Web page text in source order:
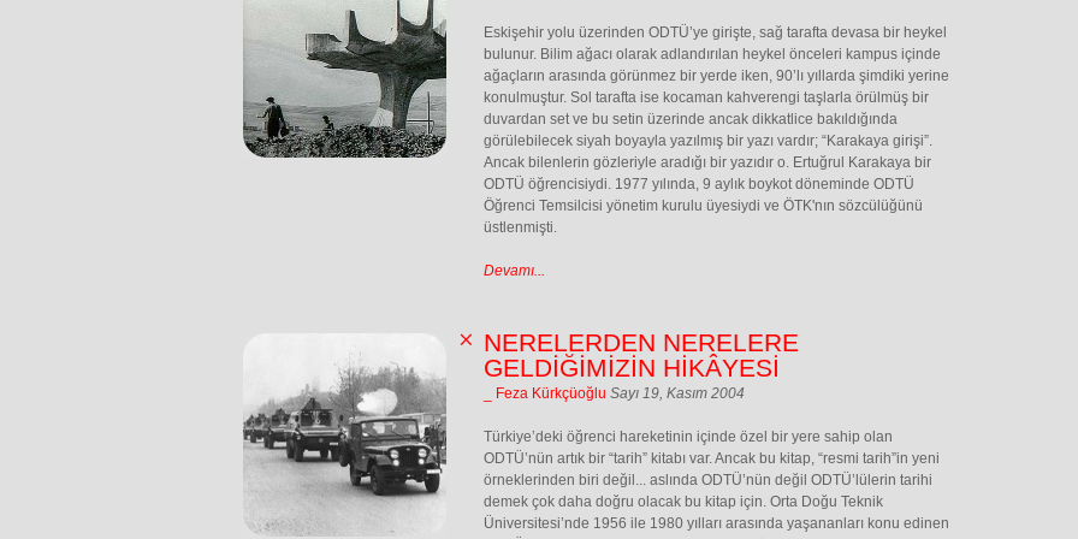
Eskişehir yolu üzerinden ODTÜ’ye girişte, sağ tarafta devasa bir heykel
bulunur. Bilim ağacı olarak adlandırılan heykel önceleri kampus içinde
ağaçların arasında görünmez bir yerde iken, 90’lı yıllarda şimdiki yerine
konulmuştur. Sol tarafta ise kocaman kahverengi taşlarla örülmüş bir
duvardan set ve bu setin üzerinde ancak dikkatlice bakıldığında
görülebilecek siyah boyayla yazılmış bir yazı vardır; “Karakaya girişi”.
Ancak bilenlerin gözleriyle aradığı bir yazıdır o. Ertuğrul Karakaya bir
ODTÜ öğrencisiydi. 1977 yılında, 9 aylık boykot döneminde ODTÜ
Öğrenci Temsilcisi yönetim kurulu üyesiydi ve ÖTK'nın sözcülüğünü
üstlenmişti.
Devamı...
NERELERDEN NERELERE
GELDİĞİMİZİN HİKÂYESİ
_ Feza Kürkçüoğlu Sayı 19, Kasım 2004
Türkiye’deki öğrenci hareketinin içinde özel bir yere sahip olan
ODTÜ’nün artık bir “tarih” kitabı var. Ancak bu kitap, “resmi tarih”in yeni
örneklerinden biri değil... aslında ODTÜ’nün değil ODTÜ’lülerin tarihi
demek çok daha doğru olacak bu kitap için. Orta Doğu Teknik
Üniversitesi’nde 1956 ile 1980 yılları arasında yaşananları konu edinen